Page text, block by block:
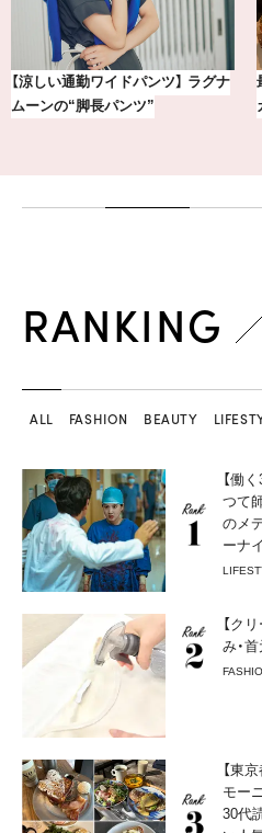
冷凍宅配食【nosh-ナッシュ】で叶
える、がんばる私の「がん…
RANKING
ALL FASHION BEAUTY
【働
つて
のメ
ーナ
【ク
み・
【東
モー
30代